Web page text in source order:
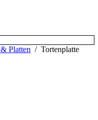
Platten / Tortenplatte